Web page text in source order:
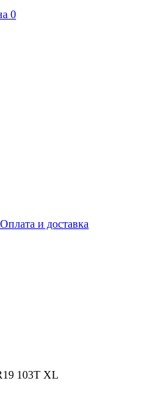
0
Оплата и доставка
103T XL